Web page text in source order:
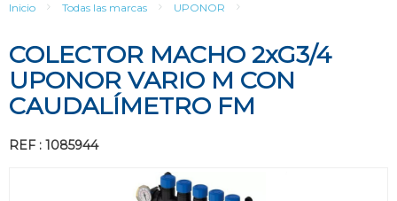
Inicio Todas las marcas UPONOR
COLECTOR MACHO 2xG3/4
UPONOR VARIO M CON
CAUDALÍMETRO FM
REF : 1085944